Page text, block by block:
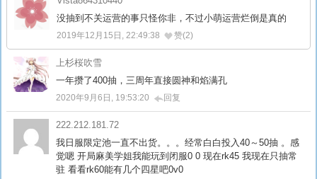
没抽到不关运营的事只怪你非，不过小萌运营烂倒是真的
2019年12月15日, 22:49:38 赞(2)
上杉桜吹雪
一年攒了400抽，三周年直接圆神和焰满孔
2020年9月6日, 19:53:20 回复
222.212.181.72
我日服限定池一直不出货。。。经常白白投入40～50抽 。感
觉嗯 开局麻美学姐我能玩到闭服0 0 现在rk45 我现在只抽常
驻 看看rk60能有几个四星吧0v0